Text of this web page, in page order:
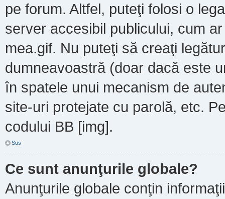
pe forum. Altfel, puteţi folosi o
server accesibil publicului, cum
mea.gif. Nu puteţi să creaţi
dumneavoastră (doar dacă este
în spatele unui mecanism de
site-uri protejate cu parolă, etc.
codului BB [img].
Sus
Ce sunt anunţurile globale?
Anunţurile globale conţin